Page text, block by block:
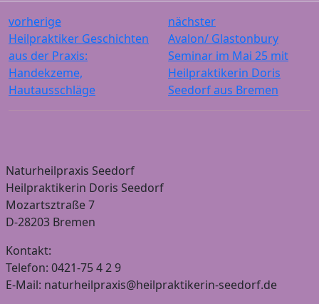
vorherige
Heilpraktiker Geschichten
aus der Praxis:
Handekzeme,
Hautausschläge
nächster
Avalon/ Glastonbury
Seminar im Mai 25 mit
Heilpraktikerin Doris
Seedorf aus Bremen
Naturheilpraxis Seedorf
Heilpraktikerin Doris Seedorf
Mozartsztraße 7
D-28203 Bremen
Kontakt:
Telefon: 0421-75 4 2 9
E-Mail: naturheilpraxis@heilpraktikerin-seedorf.de